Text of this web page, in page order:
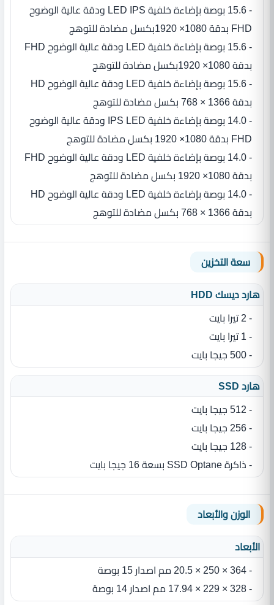
- 15.6 بوصة بإضاءة خلفية LED IPS ودقة عالية الوضوح
FHD بدقة 1080× 1920بكسل مضادة للتوهج
- 15.6 بوصة بإضاءة خلفية LED ودقة عالية الوضوح FHD
بدقة 1080× 1920بكسل مضادة للتوهج
- 15.6 بوصة بإضاءة خلفية LED ودقة عالية الوضوح HD
بدقة 1366 × 768 بكسل مضادة للتوهج
- 14.0 بوصة بإضاءة خلفية IPS LED ودقة عالية الوضوح
FHD بدقة 1080× 1920 بكسل مضادة للتوهج
- 14.0 بوصة بإضاءة خلفية LED ودقة عالية الوضوح FHD
بدقة 1080× 1920 بكسل مضادة للتوهج
- 14.0 بوصة بإضاءة خلفية LED ودقة عالية الوضوح HD
بدقة 1366 × 768 بكسل مضادة للتوهج
سعة التخزين
هارد ديسك HDD
- 2 تيرا بايت
- 1 تيرا بايت
- 500 جيجا بايت
هارد SSD
- 512 جيجا بايت
- 256 جيجا بايت
- 128 جيجا بايت
- ذاكرة SSD Optane بسعة 16 جيجا بايت
الوزن والأبعاد
الأبعاد
- 364 × 250 × 20.5 مم اصدار 15 بوصة
- 328 × 229 × 17.94 مم اصدار 14 بوصة